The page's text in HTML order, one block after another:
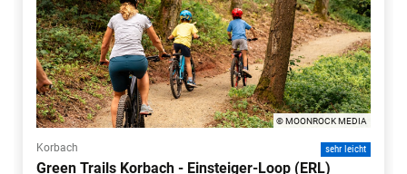
© MOONROCK MEDIA
Korbach sehr leicht
Green Trails Korbach - Einsteiger-Loop (ERL)